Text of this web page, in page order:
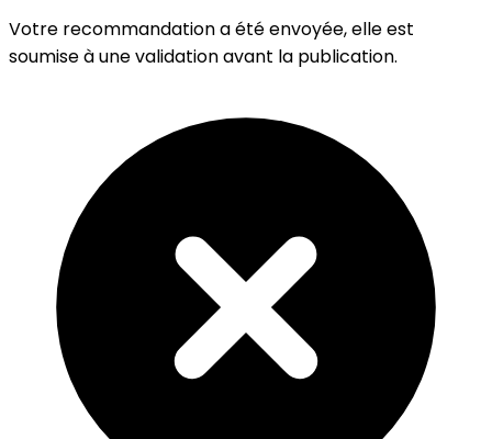
Votre recommandation a été envoyée, elle est
soumise à une validation avant la publication.